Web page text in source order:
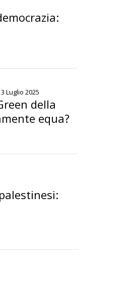
Luglio 2025
della
equa?